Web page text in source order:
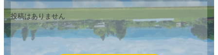
投稿はありません